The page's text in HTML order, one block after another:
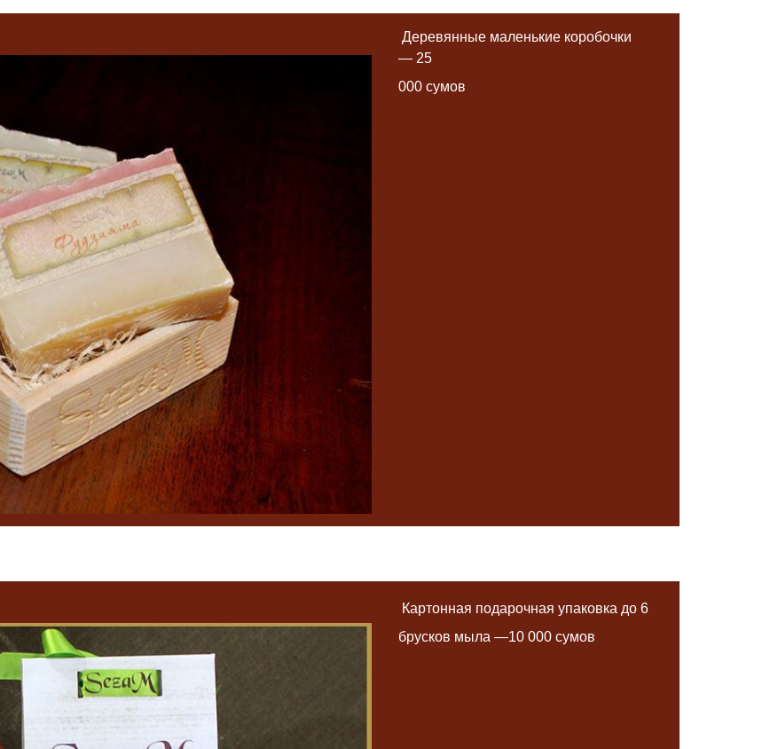
Деревянные маленькие коробочки
— 25
000 сумов
Картонная подарочная упаковка до 6
брусков мыла —10 000 сумов